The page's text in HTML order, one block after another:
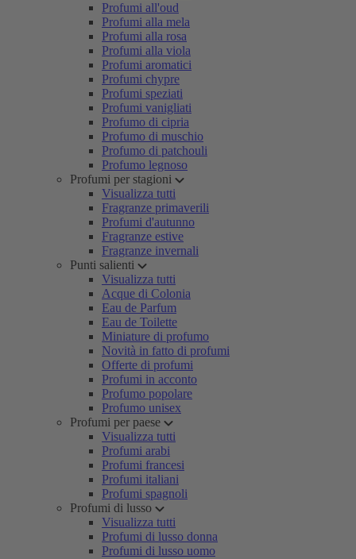
Profumi all'oud
Profumi alla mela
Profumi alla rosa
Profumi alla viola
Profumi aromatici
Profumi chypre
Profumi speziati
Profumi vanigliati
Profumo di cipria
Profumo di muschio
Profumo di patchouli
Profumo legnoso
Profumi per stagioni
Visualizza tutti
Fragranze primaverili
Profumi d'autunno
Fragranze estive
Fragranze invernali
Punti salienti
Visualizza tutti
Acque di Colonia
Eau de Parfum
Eau de Toilette
Miniature di profumo
Novità in fatto di profumi
Offerte di profumi
Profumi in acconto
Profumo popolare
Profumo unisex
Profumi per paese
Visualizza tutti
Profumi arabi
Profumi francesi
Profumi italiani
Profumi spagnoli
Profumi di lusso
Visualizza tutti
Profumi di lusso donna
Profumi di lusso uomo